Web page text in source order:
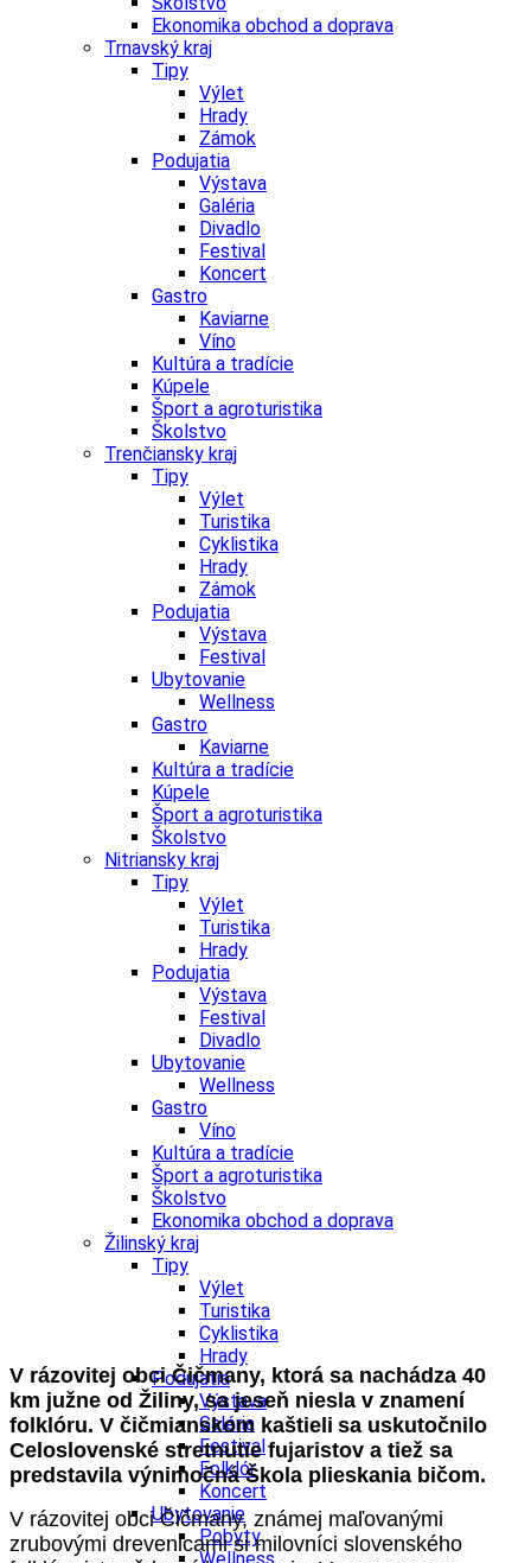
Ekonomika obchod a doprava
Trnavský kraj
Tipy
Výlet
Hrady
Zámok
Podujatia
Výstava
Galéria
Divadlo
Festival
Koncert
Gastro
Kaviarne
Víno
Kultúra a tradície
Kúpele
Šport a agroturistika
Školstvo
Trenčiansky kraj
Tipy
Výlet
Turistika
Cyklistika
Hrady
Zámok
Podujatia
Výstava
Festival
Ubytovanie
Wellness
Gastro
Kaviarne
Kultúra a tradície
Kúpele
Šport a agroturistika
Školstvo
Nitriansky kraj
Tipy
Výlet
Turistika
Hrady
Podujatia
Výstava
Festival
Divadlo
Ubytovanie
Wellness
Gastro
Víno
Kultúra a tradície
Šport a agroturistika
Školstvo
Ekonomika obchod a doprava
Žilinský kraj
Tipy
Výlet
Turistika
Cyklistika
Hrady
Podujatia
Výstava
Galéria
Festival
Folklór
Koncert
Ubytovanie
Pobyty
V rázovitej obci Čičmany, ktorá sa nachádza 40
km južne od Žiliny, sa jeseň niesla v znamení
folklóru. V čičmianskom kaštieli sa uskutočnilo
Celoslovenské stretnutie fujaristov a tiež sa
predstavila výnimočná Škola plieskania bičom.
V rázovitej obci Čičmany, známej maľovanými
zrubovými drevenicami si milovníci slovenského